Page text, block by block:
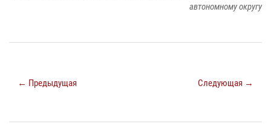
автономному округу
← Предыдущая Следующая →